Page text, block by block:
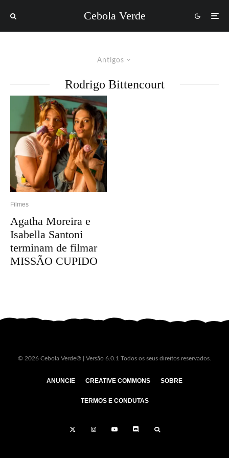
Cebola Verde
Antigos
Rodrigo Bittencourt
Filmes
Agatha Moreira e
Isabella Santoni
terminam de filmar
MISSÃO CUPIDO
© 2026 Cebola Verde® | Versão 6.0.1 Todos os seus direitos reservados.
ANUNCIE CREATIVE COMMONS SOBRE
TERMOS E CONDUTAS